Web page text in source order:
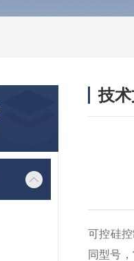
技
可控硅
同型号